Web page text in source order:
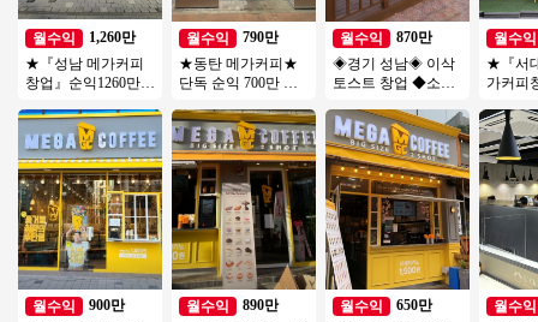
월수익
1,260만
★『성남 메가커피
창업』순익1260만
일 운영 여성창업
월수익
900만
월수익
790만
★동탄 메가커피★
단독 순익 700만 외
운영 추천 매장 소자
본창업
월수익
890만
월수익
870만
◈경기 성남◈ 이삭
토스트 창업 ◆소자
초보창업/부부창업/
은퇴창업
월수익
650만
월수익
★『서
가커피
천 시니
창업★
월수익